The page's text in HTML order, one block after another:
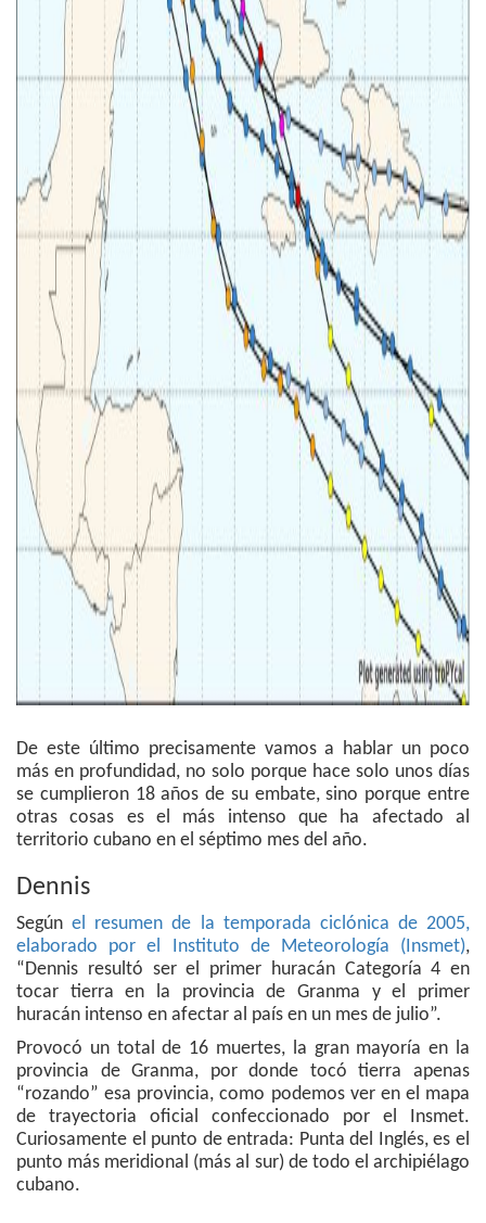
De este último precisamente vamos a hablar un poco
más en profundidad, no solo porque hace solo unos días
se cumplieron 18 años de su embate, sino porque entre
otras cosas es el más intenso que ha afectado al
territorio cubano en el séptimo mes del año.
Dennis
Segúnel resumen de la temporada ciclónica de 2005,
elaborado por el Instituto de Meteorología (Insmet),
“Dennis resultó ser el primer huracán Categoría 4 en
tocar tierra en la provincia de Granma y el primer
huracán intenso en afectar al país en un mes de julio”.
Provocó un total de 16 muertes, la gran mayoría en la
provincia de Granma, por donde tocó tierra apenas
“rozando” esa provincia, como podemos ver en el mapa
de trayectoria oficial confeccionado por el Insmet.
Curiosamente el punto de entrada: Punta del Inglés, es el
punto más meridional (más al sur) de todo el archipiélago
cubano.